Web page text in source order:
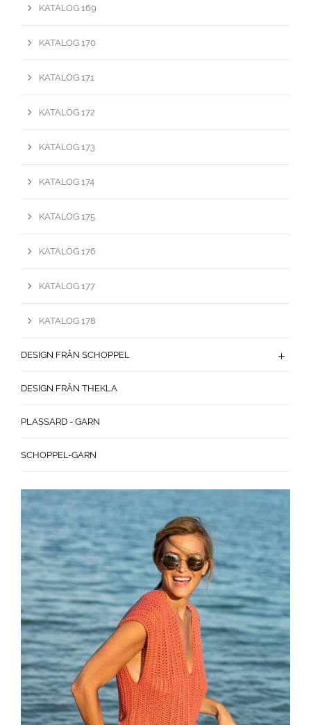
KATALOG 169
KATALOG 170
KATALOG 171
KATALOG 172
KATALOG 173
KATALOG 174
KATALOG 175
KATALOG 176
KATALOG 177
KATALOG 178
DESIGN FRÅN SCHOPPEL
DESIGN FRÅN THEKLA
PLASSARD - GARN
SCHOPPEL-GARN